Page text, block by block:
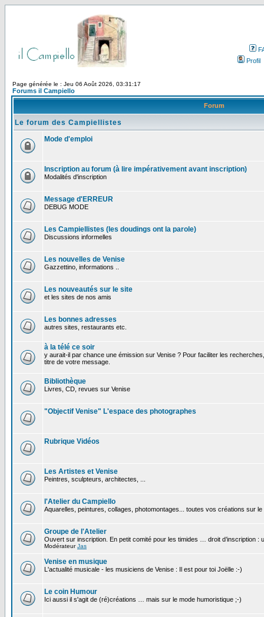
Profil
Page générée le : Jeu 06 Août 2026, 03:31:17
Forums il Campiello
Forum
Le forum des Campiellistes
Mode d'emploi
Inscription au forum (à lire impérativement avant inscription)
Modalités d'inscription
Message d'ERREUR
DEBUG MODE
Les Campiellistes (les doudings ont la parole)
Discussions informelles
Les nouvelles de Venise
Gazzettino, informations ..
Les nouveautés sur le site
et les sites de nos amis
Les bonnes adresses
autres sites, restaurants etc.
à la télé ce soir
y aurait-il par chance une émission sur Venise ? Pour faciliter les
titre de votre message.
Bibliothèque
Livres, CD, revues sur Venise
"Objectif Venise" L'espace des photographes
Rubrique Vidéos
Les Artistes et Venise
Peintres, sculpteurs, architectes, ...
l'Atelier du Campiello
Aquarelles, peintures, collages, photomontages... toutes vos créations sur le
Groupe de l'Atelier
Ouvert sur inscription. En petit comité pour les timides … droit d’inscription :
ModérateurJas
Venise en musique
L'actualité musicale - les musiciens de Venise : Il est pour toi Joëlle :-)
Le coin Humour
Ici aussi il s'agit de (ré)créations … mais sur le mode humoristique ;-)